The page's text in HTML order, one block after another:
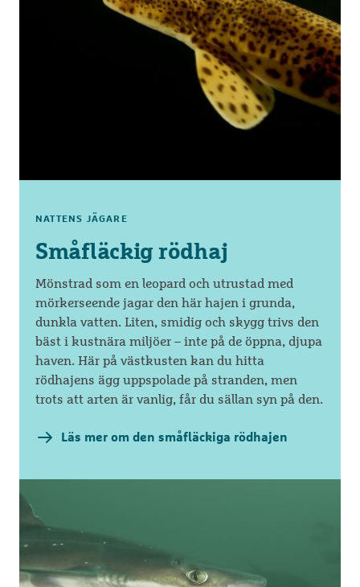
NATTENS JÄGARE
Småfläckig rödhaj
Mönstrad som en leopard och utrustad med
mörkerseende jagar den här hajen i grunda,
dunkla vatten. Liten, smidig och skygg trivs den
bäst i kustnära miljöer – inte på de öppna, djupa
haven. Här på västkusten kan du hitta
rödhajens ägg uppspolade på stranden, men
trots att arten är vanlig, får du sällan syn på den.
Läs mer om den småfläckiga rödhajen